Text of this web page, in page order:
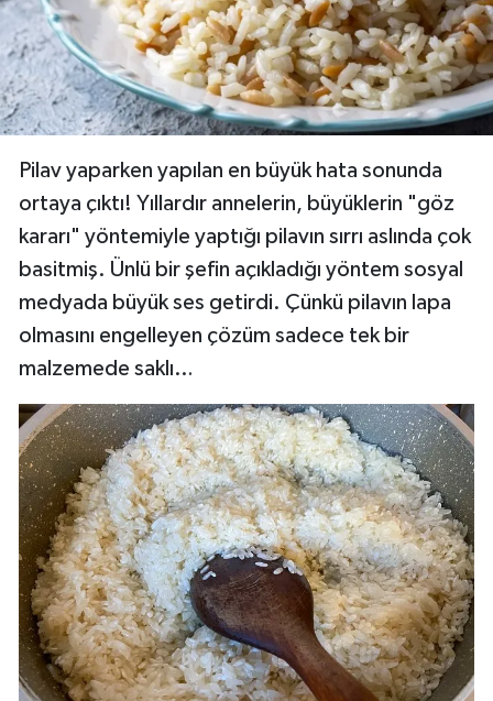
Pilav yaparken yapılan en büyük hata sonunda
ortaya çıktı! Yıllardır annelerin, büyüklerin "göz
kararı" yöntemiyle yaptığı pilavın sırrı aslında çok
basitmiş. Ünlü bir şefin açıkladığı yöntem sosyal
medyada büyük ses getirdi. Çünkü pilavın lapa
olmasını engelleyen çözüm sadece tek bir
malzemede saklı…